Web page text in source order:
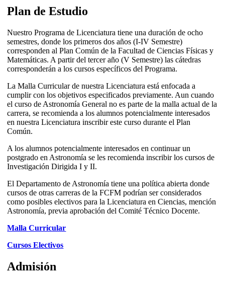
Plan de Estudio
Nuestro Programa de Licenciatura tiene una duración de ocho
semestres, donde los primeros dos años (I-IV Semestre)
corresponden al Plan Común de la Facultad de Ciencias Físicas y
Matemáticas. A partir del tercer año (V Semestre) las cátedras
corresponderán a los cursos específicos del Programa.
La Malla Curricular de nuestra Licenciatura está enfocada a
cumplir con los objetivos especificados previamente. Aun cuando
el curso de Astronomía General no es parte de la malla actual de la
carrera, se recomienda a los alumnos potencialmente interesados
en nuestra Licenciatura inscribir este curso durante el Plan
Común.
A los alumnos potencialmente interesados en continuar un
postgrado en Astronomía se les recomienda inscribir los cursos de
Investigación Dirigida I y II.
El Departamento de Astronomía tiene una política abierta donde
cursos de otras carreras de la FCFM podrían ser considerados
como posibles electivos para la Licenciatura en Ciencias, mención
Astronomía, previa aprobación del Comité Técnico Docente.
Malla Curricular
Cursos Electivos
Admisión